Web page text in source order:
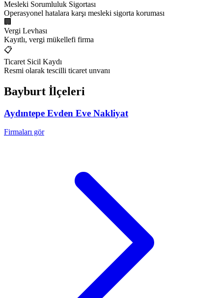
Mesleki Sorumluluk Sigortası
Operasyonel hatalara karşı mesleki sigorta koruması
🏢
Vergi Levhası
Kayıtlı, vergi mükellefi firma
📋
Ticaret Sicil Kaydı
Resmi olarak tescilli ticaret unvanı
Bayburt İlçeleri
Aydıntepe Evden Eve Nakliyat
Firmaları gör